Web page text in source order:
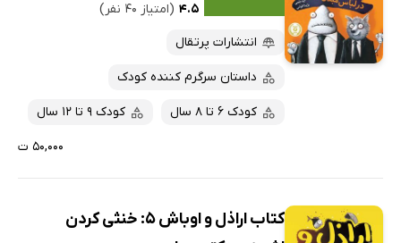
۴.۵ (امتیاز ۴۰ نفر)
انتشارات پرتقال
داستان سرگرم کننده کودک
کودک 6 تا 8 سال کودک 9 تا 12 سال
۵۰,۰۰۰ ت
کتاب اراذل و اوباش 5: خنثی کردن